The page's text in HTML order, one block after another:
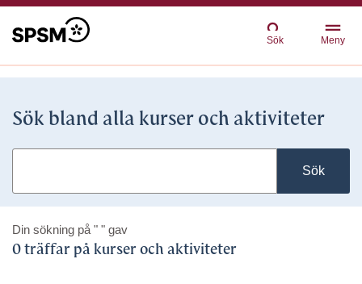
Sök Meny
Sök bland alla kurser och aktiviteter
Sök
Din sökning på " " gav
0 träffar på kurser och aktiviteter